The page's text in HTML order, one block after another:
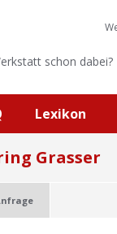
schon dabei?
Lexikon
Grasser